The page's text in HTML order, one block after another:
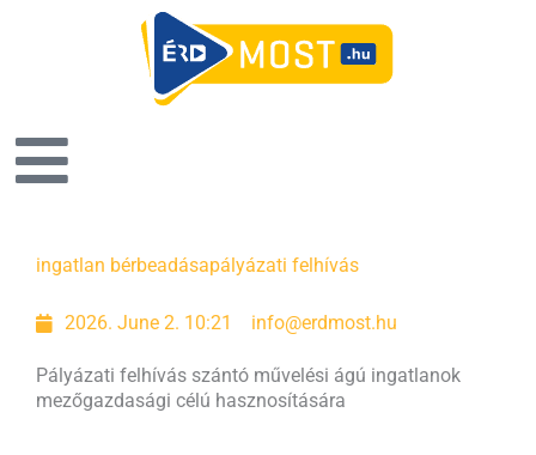
ingatlan bérbeadásapályázati felhívás
2026. June 2. 10:21 info@erdmost.hu
Pályázati felhívás szántó művelési ágú ingatlanok
mezőgazdasági célú hasznosítására